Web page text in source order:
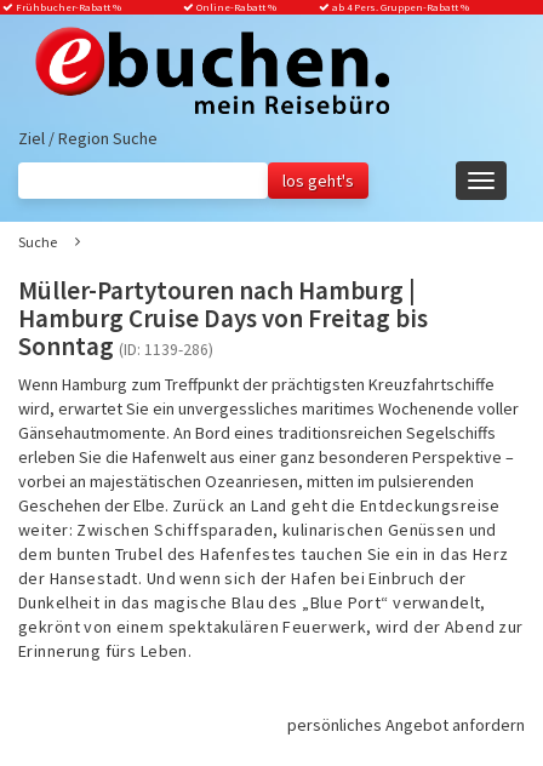
Frühbucher-Rabatt% Online-Rabatt % ab 4 Pers. Gruppen-Rabatt %
Ziel / Region Suche
Suche
Müller-Partytouren nach Hamburg |
Hamburg Cruise Days von Freitag bis
Sonntag (ID: 1139-286)
Wenn Hamburg zum Treffpunkt der prächtigsten Kreuzfahrtschiffe
wird, erwartet Sie ein unvergessliches maritimes Wochenende voller
Gänsehautmomente. An Bord eines traditionsreichen Segelschiffs
erleben Sie die Hafenwelt aus einer ganz besonderen Perspektive –
vorbei an majestätischen Ozeanriesen, mitten im pulsierenden
Geschehen der Elbe. Zurück an Land geht die Entdeckungsreise
weiter: Zwischen Schiffsparaden, kulinarischen Genüssen und
dem bunten Trubel des Hafenfestes tauchen Sie ein in das Herz
der Hansestadt. Und wenn sich der Hafen bei Einbruch der
Dunkelheit in das magische Blau des „Blue Port“ verwandelt,
gekrönt von einem spektakulären Feuerwerk, wird der Abend zur
Erinnerung fürs Leben.
persönliches Angebot anfordern